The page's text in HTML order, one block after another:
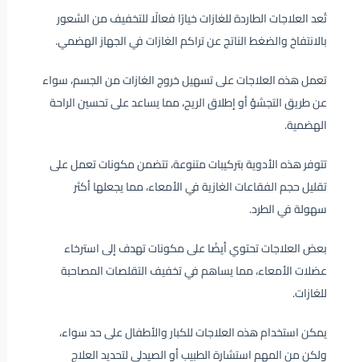
تُعد العلاجات الطاردة للغازات خيارًا فعالًا للتخفيف من الشعور
بالانتفاخ والضغط الناتج عن تراكم الغازات في الجهاز الهضمي.
تعمل هذه العلاجات على تسهيل خروج الغازات من الجسم، سواء
عن طريق التجشؤ أو إطلاق الريح، مما يساعد على تحسين الراحة
الهضمية.
تتوفر هذه الأدوية بتركيبات متنوعة، تتضمن مكونات تعمل على
تقليل حجم الفقاعات الغازية في الأمعاء، مما يجعلها أكثر
سهولة في الطرد.
بعض العلاجات تحتوي أيضًا على مكونات تهدف إلى استرخاء
عضلات الأمعاء، مما يساهم في تخفيف التقلصات المصاحبة
للغازات.
يمكن استخدام هذه العلاجات للكبار والأطفال على حد سواء،
ولكن من المهم استشارة الطبيب أو الصيدلي لتحديد العلاج